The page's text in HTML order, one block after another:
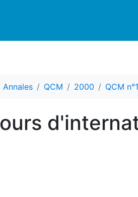
Annales QCM 2000 QCM